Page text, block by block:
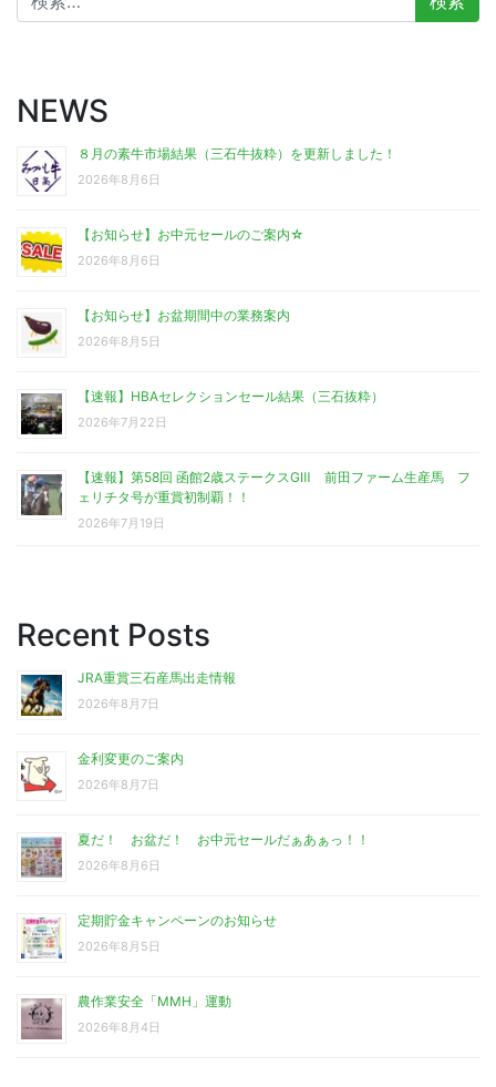
索:
NEWS
８月の素牛市場結果（三石牛抜粋）を更新しました！
2026年8月6日
【お知らせ】お中元セールのご案内☆
2026年8月6日
【お知らせ】お盆期間中の業務案内
2026年8月5日
【速報】HBAセレクションセール結果（三石抜粋）
2026年7月22日
【速報】第58回 函館2歳ステークスGⅢ 前田ファーム生産馬 フ
ェリチタ号が重賞初制覇！！
2026年7月19日
Recent Posts
JRA重賞三石産馬出走情報
2026年8月7日
金利変更のご案内
2026年8月7日
夏だ！ お盆だ！ お中元セールだぁあぁっ！！
2026年8月6日
定期貯金キャンペーンのお知らせ
2026年8月5日
農作業安全「MMH」運動
2026年8月4日